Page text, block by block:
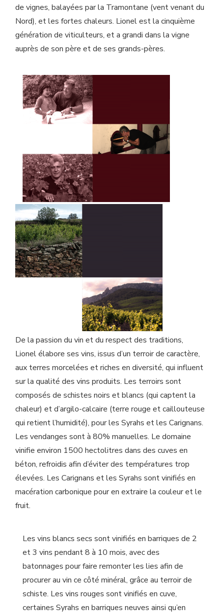
de vignes, balayées par la Tramontane (vent venant du
Nord), et les fortes chaleurs. Lionel est la cinquième
génération de viticulteurs, et a grandi dans la vigne
auprès de son père et de ses grands-pères.
De la passion du vin et du respect des traditions,
Lionel élabore ses vins, issus d’un terroir de caractère,
aux terres morcelées et riches en diversité, qui influent
sur la qualité des vins produits. Les terroirs sont
composés de schistes noirs et blancs (qui captent la
chaleur) et d’argilo-calcaire (terre rouge et caillouteuse
qui retient l’humidité), pour les Syrahs et les Carignans.
Les vendanges sont à 80% manuelles. Le domaine
vinifie environ 1500 hectolitres dans des cuves en
béton, refroidis afin d’éviter des températures trop
élevées. Les Carignans et les Syrahs sont vinifiés en
macération carbonique pour en extraire la couleur et le
fruit.
Les vins blancs secs sont vinifiés en barriques de 2
et 3 vins pendant 8 à 10 mois, avec des
batonnages pour faire remonter les lies afin de
procurer au vin ce côté minéral, grâce au terroir de
schiste. Les vins rouges sont vinifiés en cuve,
certaines Syrahs en barriques neuves ainsi qu’en